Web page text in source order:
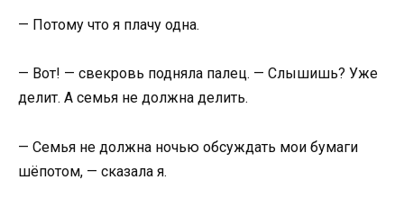
— Потому что я плачу одна.
— Вот! — свекровь подняла палец. — Слышишь? Уже
делит. А семья не должна делить.
— Семья не должна ночью обсуждать мои бумаги
шёпотом, — сказала я.